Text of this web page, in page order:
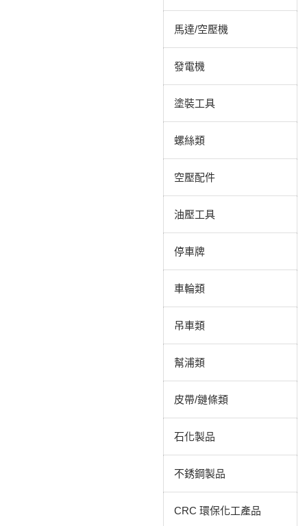
馬達/空壓機
發電機
塗裝工具
螺絲類
空壓配件
油壓工具
停車牌
車輪類
吊車類
幫浦類
皮帶/鏈條類
石化製品
不銹鋼製品
CRC 環保化工產品